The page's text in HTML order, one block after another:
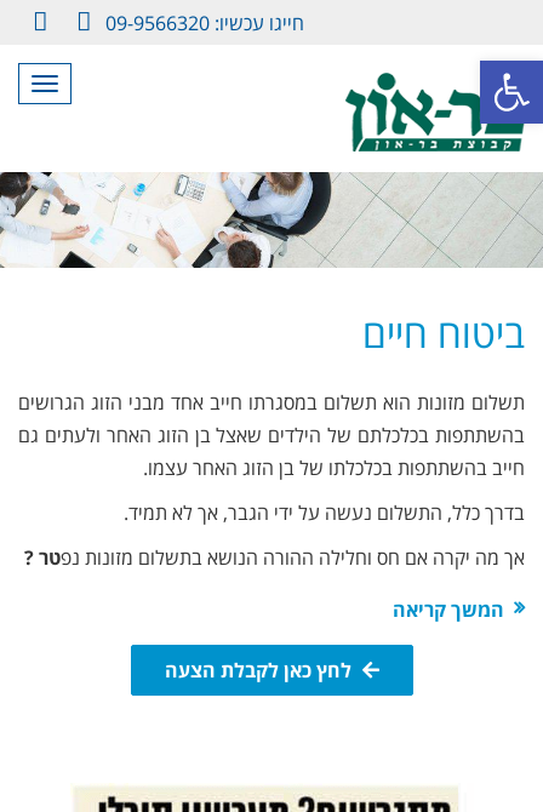
פתח סרגל נגישות
חייגו עכשיו: 09-9566320
ביטוח חיים
תשלום מזונות הוא תשלום במסגרתו חייב אחד מבני הזוג הגרושים
בהשתתפות בכלכלתם של הילדים שאצל בן הזוג האחר ולעתים גם
חייב בהשתתפות בכלכלתו של בן הזוג האחר עצמו.
בדרך כלל, התשלום נעשה על ידי הגבר, אך לא תמיד.
אך מה יקרה אם חס וחלילה ההורה הנושא בתשלום מזונות נפטר?
המשך קריאה
לחץ כאן לקבלת הצעה